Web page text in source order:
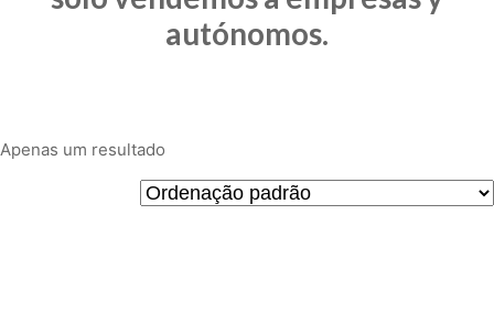
autónomos.
Apenas um resultado